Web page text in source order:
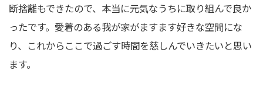
断捨離もできたので、本当に元気なうちに取り組んで良か
ったです。愛着のある我が家がますます好きな空間にな
り、これからここで過ごす時間を慈しんでいきたいと思い
ます。